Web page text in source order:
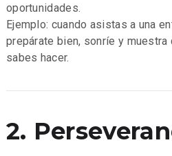
oportunidades.
Ejemplo: cuando asistas a una
prepárate bien, sonríe y muestra
sabes hacer.
2.